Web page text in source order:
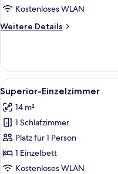
Kostenloses WLAN
Weitere Details
Weitere
Doppelzimmer
Alle
Fotos
für
Superior-
Einzelzimmer
anzeigen
19
Superior-Einzelzimmer
14 m²
1 Schlafzimmer
Platz für 1 Person
1 Einzelbett
Kostenloses WLAN